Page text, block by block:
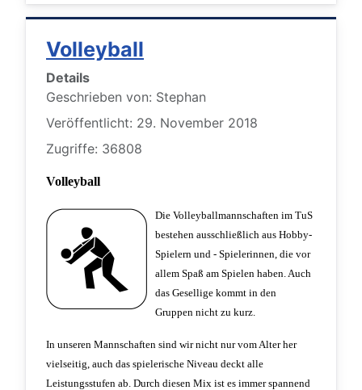
Volleyball
Details
Geschrieben von: Stephan
Veröffentlicht: 29. November 2018
Zugriffe: 36808
Volleyball
Die Volleyballmannschaften im TuS
bestehen ausschließlich aus Hobby-
Spielern und - Spielerinnen, die vor
allem Spaß am Spielen haben. Auch
das Gesellige kommt in den
Gruppen nicht zu kurz.
In unseren Mannschaften sind wir nicht nur vom Alter her
vielseitig, auch das spielerische Niveau deckt alle
Leistungsstufen ab. Durch diesen Mix ist es immer spannend